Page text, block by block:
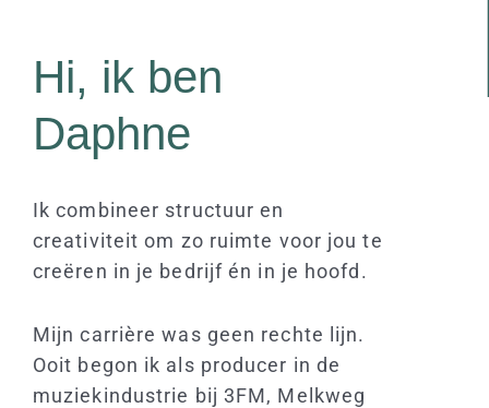
Hi, ik ben
Daphne
Ik combineer structuur en
creativiteit om zo ruimte voor jou te
creëren in je bedrijf én in je hoofd.
Mijn carrière was geen rechte lijn.
Ooit begon ik als producer in de
muziekindustrie bij 3FM, Melkweg